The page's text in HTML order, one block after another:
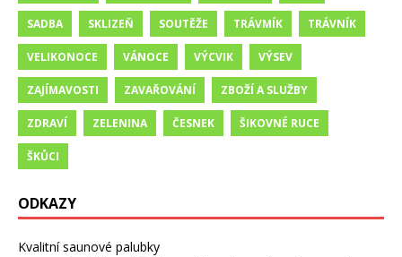
SADBA SKLIZEŇ SOUTĚŽE TRÁVMÍK TRÁVNÍK
VELIKONOCE VÁNOCE VÝCVIK VÝSEV
ZAJÍMAVOSTI ZAVAŘOVÁNÍ ZBOŽÍ A SLUŽBY
ZDRAVÍ ZELENINA ČESNEK ŠIKOVNÉ RUCE
ŠKŮCI
ODKAZY
Kvalitní saunové palubky